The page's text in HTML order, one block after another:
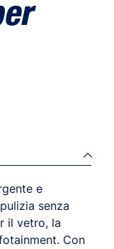
e
senza
il vetro, la
Con